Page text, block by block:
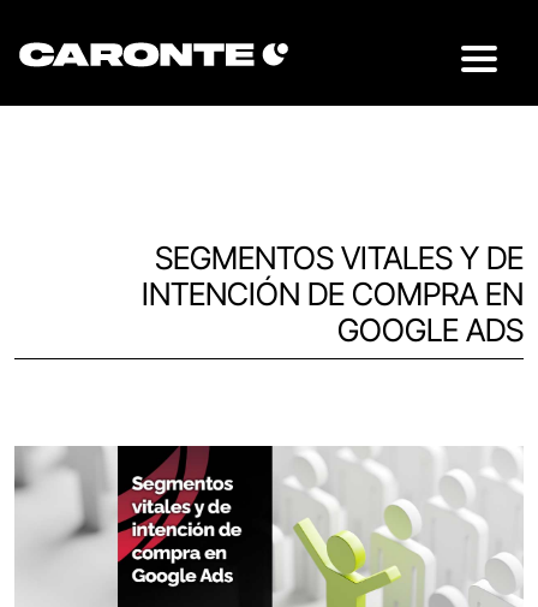
SEGMENTOS VITALES Y DE
INTENCIÓN DE COMPRA EN
GOOGLE ADS